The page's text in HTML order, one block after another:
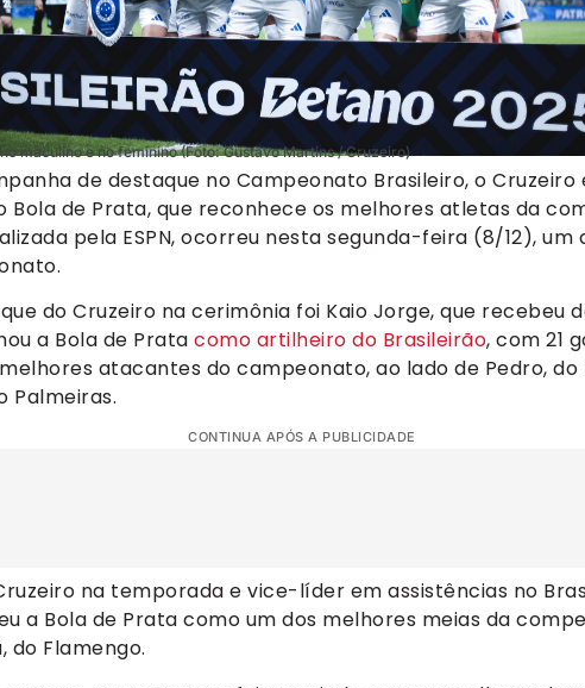
maculino e no feminino (Foto: Gustavo Martins / Cruzeiro)
de destaque no Campeonato Brasileiro, o Cruzeiro
Bola de Prata, que reconhece os melhores atletas da
pela ESPN, ocorreu nesta segunda-feira (8/12), um
do Cruzeiro na cerimônia foi Kaio Jorge, que recebeu
a Bola de Prata como artilheiro do Brasileirão, com 21
atacantes do campeonato, ao lado de Pedro, do
Palmeiras.
CONTINUA APÓS A PUBLICIDADE
na temporada e vice-líder em assistências no
a Bola de Prata como um dos melhores meias da
do Flamengo.